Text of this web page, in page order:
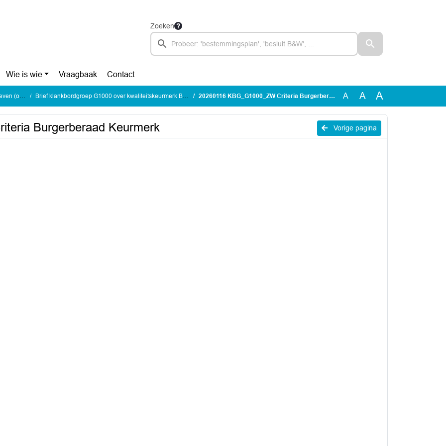
Zoeken
Wie is wie Vraagbaak Contact
Brief klankbordgroep G1000 over kwaliteitskeurmerk Burgerberaad Wonen in Zaanstreek-Waterland 20260116 KBG_G1000_ZW Criteria Burgerberaad Keurmerk A A A
Vorige pagina
Burgerberaad Keurmerk